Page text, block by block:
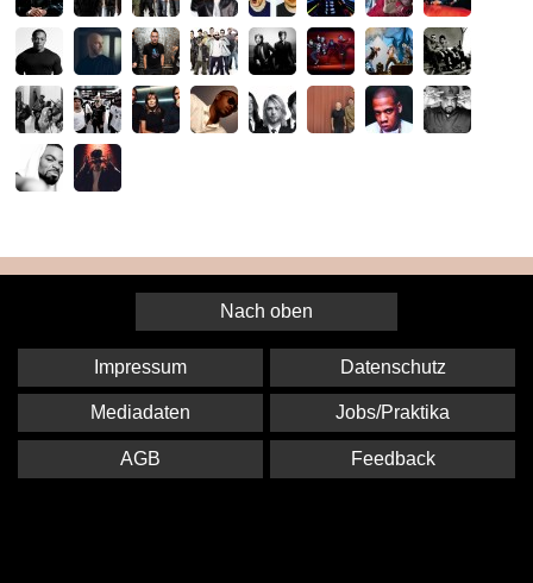
Nach oben
Impressum Datenschutz
Mediadaten Jobs/Praktika
AGB Feedback